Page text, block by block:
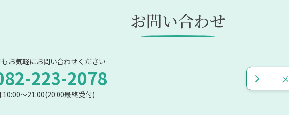
お問い合わせ
お気軽にお問い合わせください
223-2078
〜21:00(20:00最終受付)